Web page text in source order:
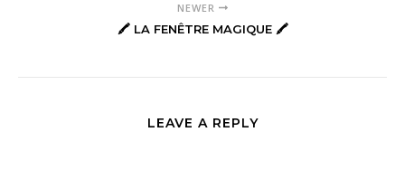
NEWER
🖍 LA FENÊTRE MAGIQUE 🖍
LEAVE A REPLY